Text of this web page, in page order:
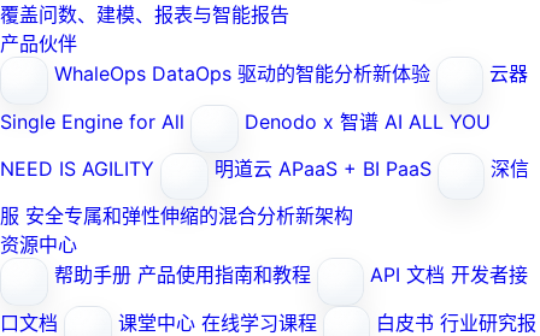
覆盖问数、建模、报表与智能报告
产品伙伴
WhaleOps DataOps 驱动的智能分析新体验
云器
Single Engine for All
Denodo x 智谱 AI ALL YOU
NEED IS AGILITY
明道云 APaaS + BI PaaS
深信
服 安全专属和弹性伸缩的混合分析新架构
资源中心
帮助手册 产品使用指南和教程 API 文档 开发者接
口文档
课堂中心 在线学习课程 白皮书 行业研究报